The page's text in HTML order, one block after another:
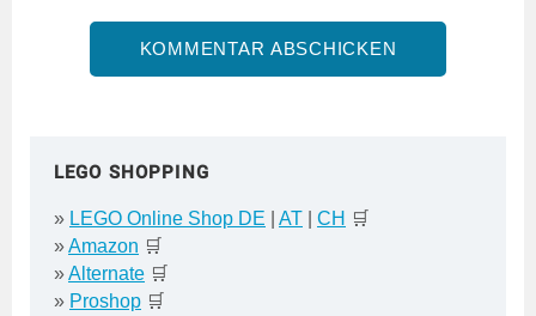
LEGO SHOPPING
» LEGO Online Shop DE AT CH 🛒
»Amazon 🛒
»Alternate 🛒
» Proshop 🛒